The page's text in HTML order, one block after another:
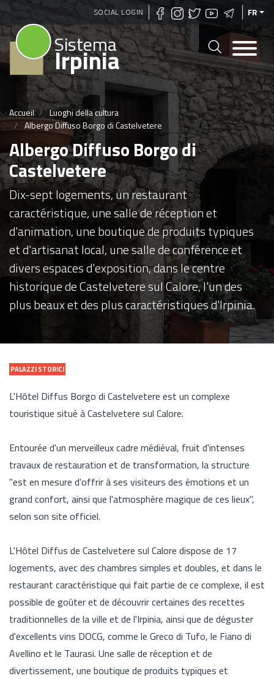
Aller
au
contenu
principal
SOCIAL LOGIN FR
Sistema
Irpinia
Accueil
Luoghi della cultura
Albergo Diffuso Borgo di Castelvetere
Albergo Diffuso Borgo di
Castelvetere
Dix-sept logements, un restaurant
caractéristique, une salle de réception et
d'animation, une boutique de produits typiques
et d'artisanat local, une salle de conférence et
divers espaces d'exposition, dans le centre
historique de Castelvetere sul Calore, l'un des
plus beaux et des plus caractéristiques d'Irpinia.
PALAZZI STORICI
L'Hôtel Diffus Borgo di Castelvetere est un complexe
touristique situé à Castelvetere sul Calore.
Entourée d'un merveilleux cadre médiéval, fruit d'intenses
travaux de restauration et de transformation, la structure
"est en mesure d'offrir à ses visiteurs des émotions et un
grand confort, ainsi que l'atmosphère magique de ces lieux",
selon son site officiel.
L'Hôtel Diffus de Castelvetere sul Calore dispose de 17
logements, avec des chambres simples et doubles, et dans le
restaurant caractéristique qui fait partie de ce complexe, il est
possible de goûter et de découvrir certaines des recettes
traditionnelles de la ville et de l'Irpinia, ainsi que de déguster
d'excellents vins DOCG, comme le Greco di Tufo, le Fiano di
Avellino et le Taurasi. Une salle de réception et de
divertissement, une boutique de produits typiques et